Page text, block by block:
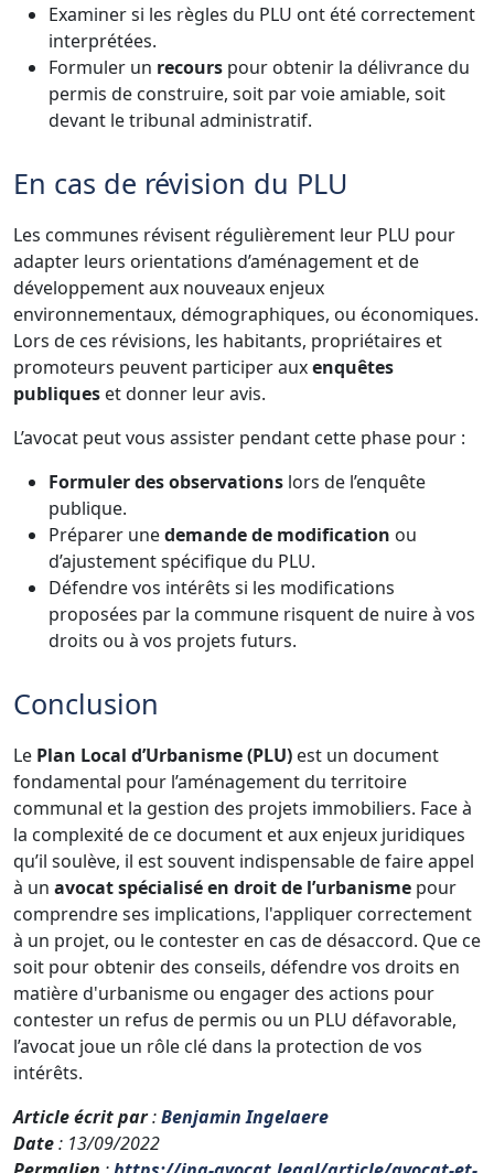
Examiner si les règles du PLU ont été correctement
interprétées.
Formuler un recours pour obtenir la délivrance du
permis de construire, soit par voie amiable, soit
devant le tribunal administratif.
En cas de révision du PLU
Les communes révisent régulièrement leur PLU pour
adapter leurs orientations d’aménagement et de
développement aux nouveaux enjeux
environnementaux, démographiques, ou économiques.
Lors de ces révisions, les habitants, propriétaires et
promoteurs peuvent participer auxenquêtes
publiques et donner leur avis.
L’avocat peut vous assister pendant cette phase pour :
Formuler des observations lors de l’enquête
publique.
Préparer unedemande de modification ou
d’ajustement spécifique du PLU.
Défendre vos intérêts si les modifications
proposées par la commune risquent de nuire à vos
droits ou à vos projets futurs.
Conclusion
Le Plan Local d’Urbanisme (PLU) est un document
fondamental pour l’aménagement du territoire
communal et la gestion des projets immobiliers. Face à
la complexité de ce document et aux enjeux juridiques
qu’il soulève, il est souvent indispensable de faire appel
à un avocat spécialisé en droit de l’urbanisme pour
comprendre ses implications, l'appliquer correctement
à un projet, ou le contester en cas de désaccord. Que ce
soit pour obtenir des conseils, défendre vos droits en
matière d'urbanisme ou engager des actions pour
contester un refus de permis ou un PLU défavorable,
l’avocat joue un rôle clé dans la protection de vos
intérêts.
Article écrit par:Benjamin Ingelaere
Date: 13/09/2022